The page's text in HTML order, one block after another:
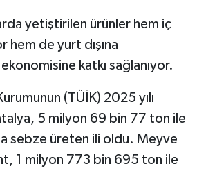
yetiştirilen ürünler hem iç
hem de yurt dışına
katkı sağlanıyor.
(TÜİK) 2025 yılı
5 milyon 69 bin 77 ton ile
sebze üreten ili oldu. Meyve
1 milyon 773 bin 695 ton ile